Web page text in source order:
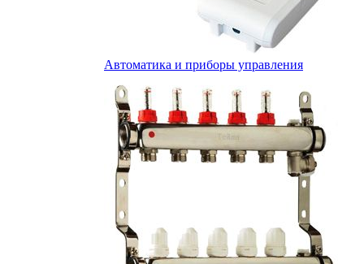
Автоматика и приборы управления